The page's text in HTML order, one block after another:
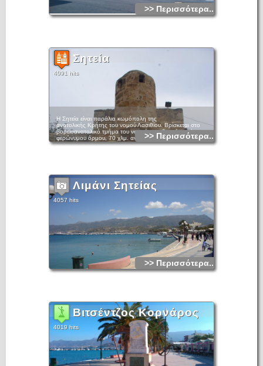
>> Περισσότερα...
Σητεία
4091 hits
Η Σητεία είναι παράλια κωμόπολη της
ανατολικής Κρήτης του νομού Λασιθίου. Βρίσκεται στο
βορειοανατολικό τμήμα του νομού, στο δυτικό μυχό του
φερώνυμου όρμου, 70 χλμ. ανατολικά του Αγίου Νικολάου
Λασιθίου και αποτελεί έδρα του ομώνυμου δήμου. Είναι
>> Περισσότερα...
Λιμάνι Σητείας
4057 hits
>> Περισσότερα...
Βιτσέντζος Κορνάρος
4019 hits